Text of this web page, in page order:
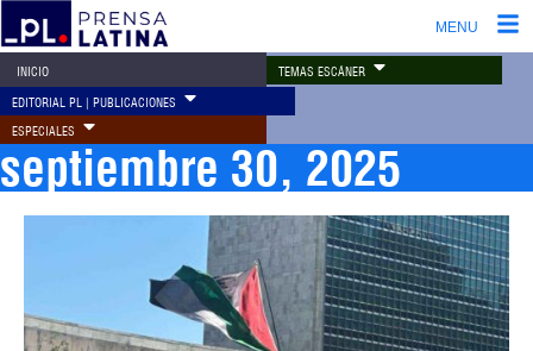
MENU
INICIO TEMAS ESCÁNER
EDITORIAL PL | PUBLICACIONES
ESPECIALES
septiembre 30, 2025